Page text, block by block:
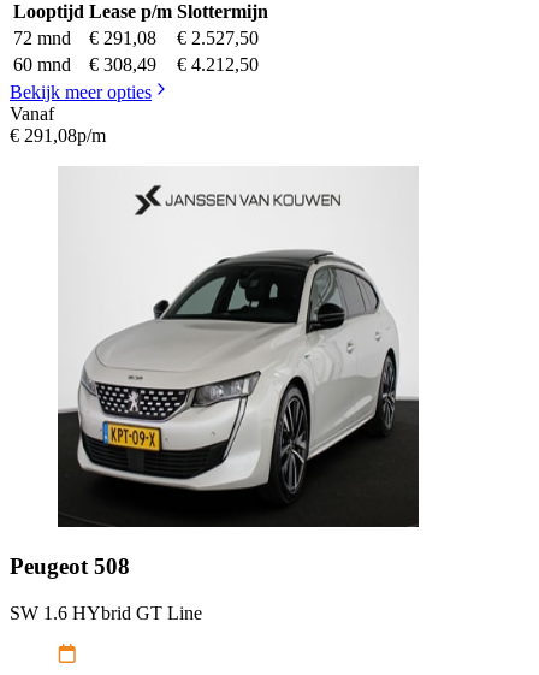
Looptijd Lease p/m Slottermijn
72 mnd
€ 291,08
€ 2.527,50
60 mnd
€ 308,49
€ 4.212,50
Bekijk meer opties
Vanaf
€ 291,08p/m
Peugeot 508
SW 1.6 HYbrid GT Line